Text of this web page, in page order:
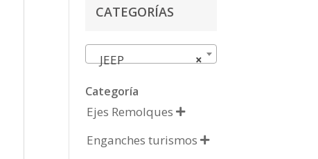
CATEGORÍAS
×
JEEP
Categoría
Ejes Remolques 
Enganches turismos 